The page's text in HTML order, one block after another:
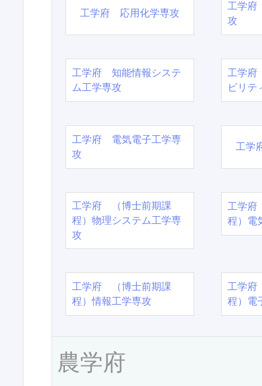
工学府 応用化学専攻
工学府
攻
工学府 知能情報システ
ム工学専攻
工学府
ビリテ
工学府 電気電子工学専
攻
工学
工学府 （博士前期課
程）物理システム工学専
攻
工学
程）電
工学府 （博士前期課
程）情報工学専攻
工学
程）電
農学府